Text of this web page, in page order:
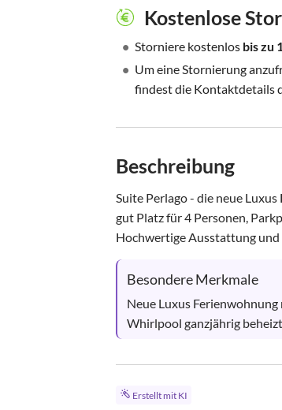
Kostenlose
• Storniere kostenlos bis zu
• Um eine Stornierung
findest die Kontaktdetails
Beschreibung
Suite Perlago - die neue
gut Platz für 4 Personen,
Hochwertige Ausstattung
Besondere Merkmale
Neue Luxus
Whirlpool ganzjährig
Erstellt mit KI